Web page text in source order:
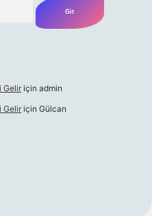
Gelir için admin
Gelir için Gülcan